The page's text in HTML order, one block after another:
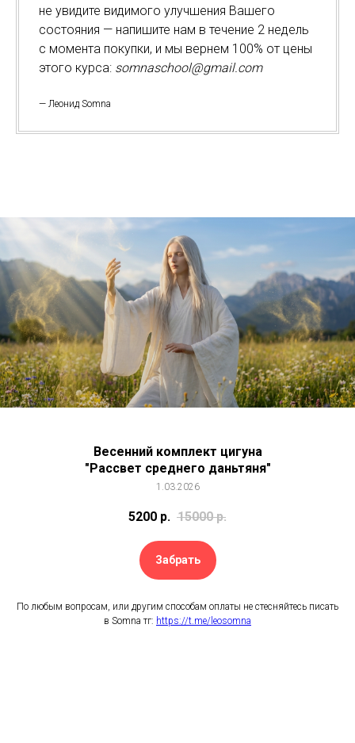
не увидите видимого улучшения Вашего
состояния — напишите нам в течение 2 недель
с момента покупки, и мы вернем 100% от цены
этого курса: somnaschool@gmail.com
— Леонид Somna
Весенний комплект цигуна
"Рассвет среднего даньтяня"
1.03.2026
5200 р. 15000 р.
Забрать
По любым вопросам, или другим способам оплаты не стесняйтесь писать
в Somna тг: https://t.me/leosomna